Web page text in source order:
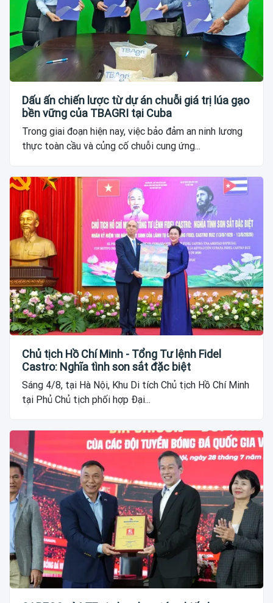
Dấu ấn chiến lược từ dự án chuỗi giá trị lúa gạo
bền vững của TBAGRI tại Cuba
Trong giai đoạn hiện nay, việc bảo đảm an ninh lương
thực toàn cầu và củng cố chuỗi cung ứng...
Chủ tịch Hồ Chí Minh - Tổng Tư lệnh Fidel
Castro: Nghĩa tình son sắt đặc biệt
Sáng 4/8, tại Hà Nội, Khu Di tích Chủ tịch Hồ Chí Minh
tại Phủ Chủ tịch phối hợp Đại...